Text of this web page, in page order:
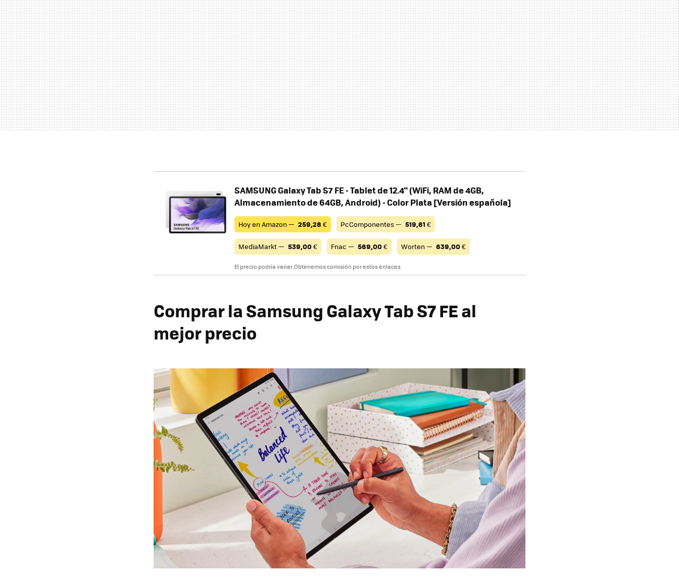
SAMSUNG Galaxy Tab S7 FE - Tablet de 12.4" (WiFi, RAM de 4GB,
Almacenamiento de 64GB, Android) - Color Plata [Versión española]
Hoy en Amazon — 259,28 € PcComponentes — 519,61 €
MediaMarkt — 539,00€ Fnac — 569,00€ Worten — 639,00€
El precio podría variar. Obtenemos comisión por estos enlaces
Comprar la Samsung Galaxy Tab S7 FE al
mejor precio